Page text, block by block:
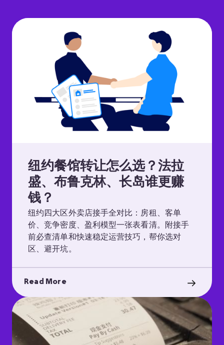
纽约餐馆转让怎么选？法拉
盛、布鲁克林、长岛谁更赚
钱？
纽约四大区外卖店接手全对比：房租、客单
价、竞争密度、盈利模型一张表看清。附接手
前必查清单和快速稳定运营技巧，帮你选对
区、避开坑。
Read More